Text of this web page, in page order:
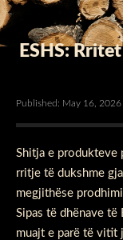
ESHS:
Published: May 16, 2026
Shitja e produkteve
rritje të dukshme
megjithëse
Sipas të dhënave
muajt e parë të vitit